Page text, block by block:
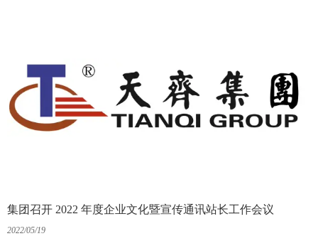
集团召开 2022 年度企业文化暨宣传通讯站长工作会议
2022/05/19